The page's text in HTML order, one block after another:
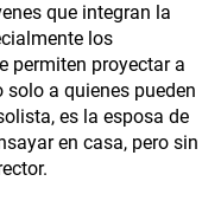
que integran la
los
permiten proyectar a
a quienes pueden
es la esposa de
en casa, pero sin